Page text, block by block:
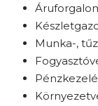
Munka-,